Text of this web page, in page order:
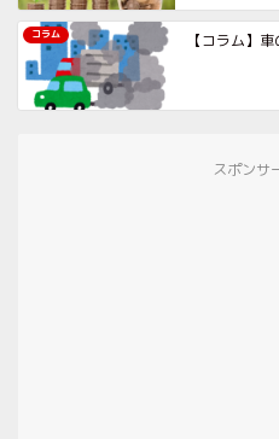
コラム 【コラム】
スポンサ